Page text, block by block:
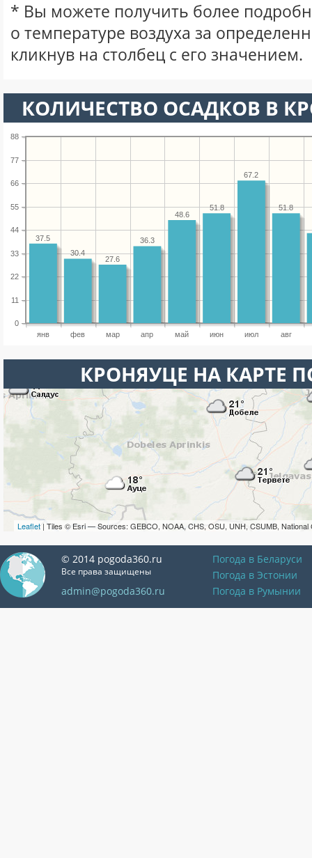
* Вы можете получить более
о температуре воздуха за
кликнув на столбец с его значением.
КОЛИЧЕСТВО ОСАДКОВ В
янв фев мар апр май июн июл авг
0
11
22
33
44
55
66
77
88
51.8
67.2
51.8
48.6
36.3
27.6
30.4
37.5
КРОНЯУЦЕ НА КАРТЕ
Leaflet | Tiles © Esri — Sources: GEBCO, NOAA, CHS, OSU, UNH, CSUMB, National
© 2014 pogoda360.ru
Все права защищены
admin@pogoda360.ru
Погода в Беларуси
Погода в Эстонии
Погода в Румынии